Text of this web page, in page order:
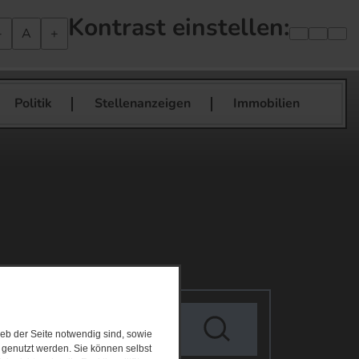
der Seite notwendig sind, sowie
werden. Sie können selbst
A + Kontrast einstellen:
Politik Stellenanzeigen Immobilien